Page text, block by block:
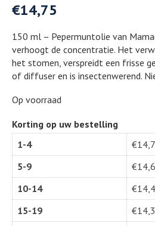
€14,75
150 ml – Pepermuntolie van
verhoogt de concentratie. Het
het stomen, verspreidt een frisse
of diffuser en is insectenwerend.
Op voorraad
Korting op uw bestelling
1-4
€
5-9
€
10-14
€
15-19
€